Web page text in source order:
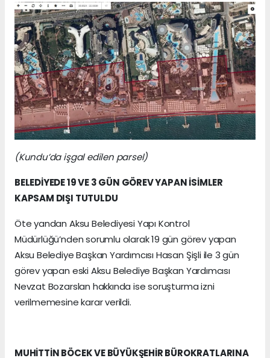
(Kundu’da işgal edilen parsel)
BELEDİYEDE 19 VE 3 GÜN GÖREV YAPAN İSİMLER
KAPSAM DIŞI TUTULDU
Öte yandan Aksu Belediyesi Yapı Kontrol
Müdürlüğü’nden sorumlu olarak 19 gün görev yapan
Aksu Belediye Başkan Yardımcısı Hasan Şişli ile 3 gün
görev yapan eski Aksu Belediye Başkan Yardımcısı
Nevzat Bozarslan hakkında ise soruşturma izni
verilmemesine karar verildi.
MUHİTTİN BÖCEK VE BÜYÜKŞEHİR BÜROKRATLARINA